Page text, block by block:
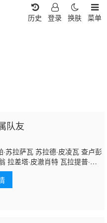
菜单
换肤
登录
历史
队友
·苏拉萨瓦 苏拉德·皮凌瓦 查卢彭
拉差塔·皮澈肖特 瓦拉提普·基
·差洛特 贲·奔伽铭·格伦威